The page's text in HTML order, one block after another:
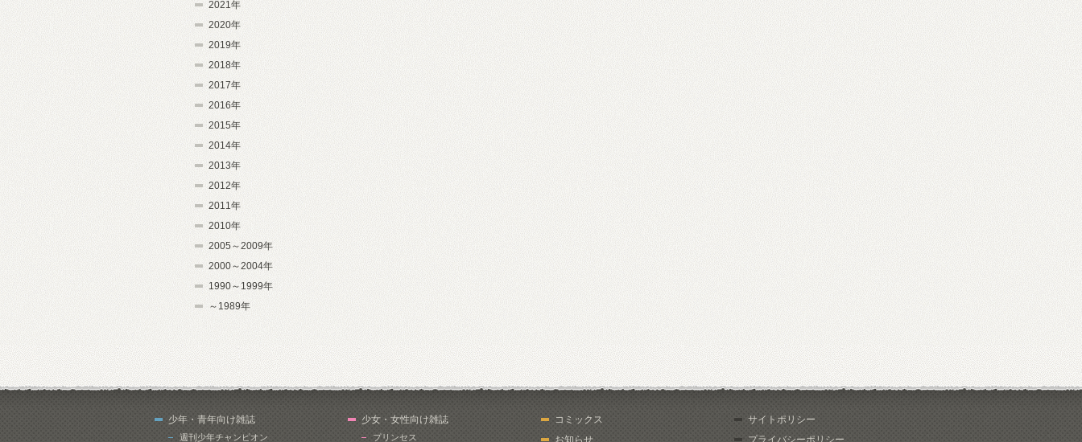
2021年
2020年
2019年
2018年
2017年
2016年
2015年
2014年
2013年
2012年
2011年
2010年
2005～2009年
2000～2004年
1990～1999年
～1989年
少年・青年向け雑誌
週刊少年チャンピオン
少女・女性向け雑誌
プリンセス
コミックス
お知らせ
サイトポリシー
プライバシーポリシー